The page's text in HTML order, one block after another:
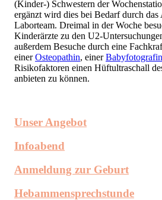
(Kinder-) Schwestern der
ergänzt wird dies bei Bedarf durch das
Laborteam. Dreimal in der Woche
Kinderärzte zu den U2-
außerdem Besuche durch eine
einerOsteopathin, einerBabyfotografin
Risikofaktoren einen Hüftultraschall
anbieten zu können.
Unser Angebot
Infoabend
Anmeldung zur Geburt
Hebammensprechstunde